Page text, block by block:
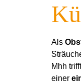
Als
Mhh
einer